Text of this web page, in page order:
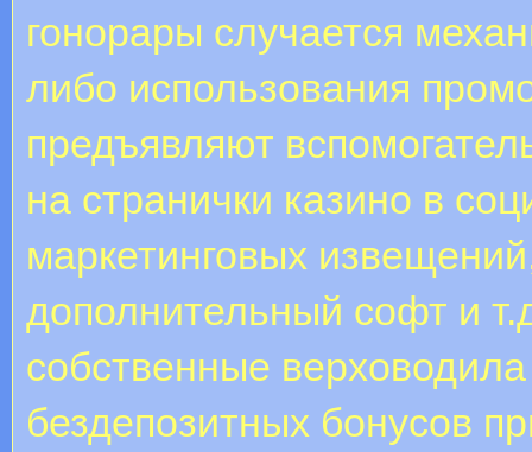
гонорары случается
либо использования
предъявляют
на странички казино в
маркетинговых
дополнительный софт и
собственные
бездепозитных бонусов